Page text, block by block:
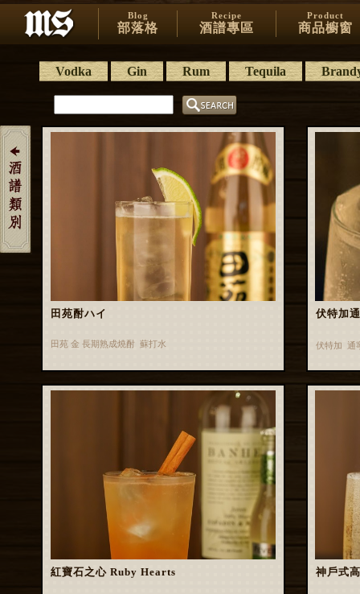
Blog
部落格
Recipe
酒譜專區
Product
商品櫥窗
Vodka Gin Rum Tequila
田苑酎ハイ
田苑 金 長期熟成燒酎 蘇打水
伏特加
伏特加 通
紅寶石之心 Ruby Hearts 神戶式